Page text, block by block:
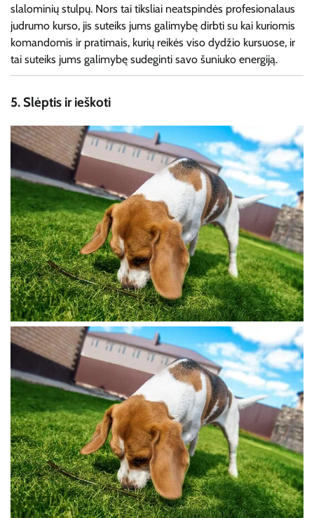
slalominių stulpų. Nors tai tiksliai neatspindės profesionalaus
judrumo kurso, jis suteiks jums galimybę dirbti su kai kuriomis
komandomis ir pratimais, kurių reikės viso dydžio kursuose, ir
tai suteiks jums galimybę sudeginti savo šuniuko energiją.
5. Slėptis ir ieškoti